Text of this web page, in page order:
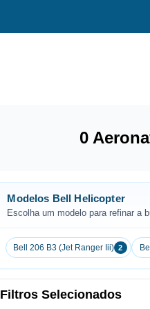
0
Modelos Bell Helicopter
Escolha um modelo para refinar a
Bell 206 B3 (Jet Ranger Iii) 2
Filtros Selecionados